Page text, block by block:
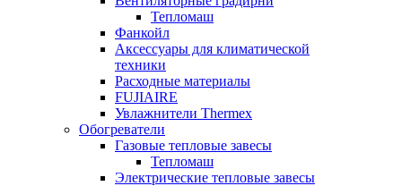
Тепломаш
Фанкойл
Аксессуары для климатической
техники
Расходные материалы
FUJIAIRE
Увлажнители Thermex
Обогреватели
Газовые тепловые завесы
Тепломаш
Электрические тепловые завесы